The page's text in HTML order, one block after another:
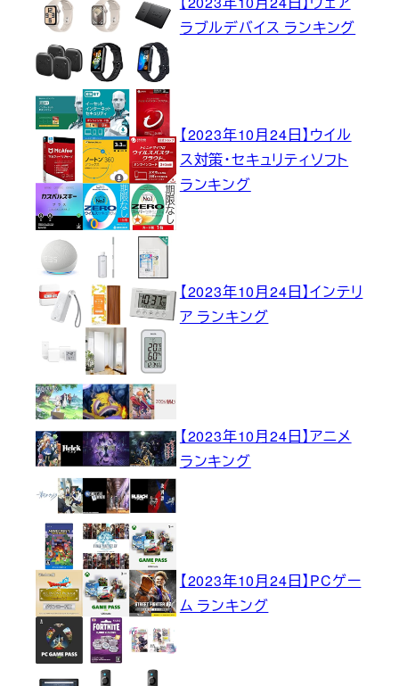
ラブルデバイス ランキング
【2023年10月24日】ウイル
ス対策・セキュリティソフト
ランキング
【2023年10月24日】インテリ
ア ランキング
【2023年10月24日】アニメ
ランキング
【2023年10月24日】PCゲー
ム ランキング